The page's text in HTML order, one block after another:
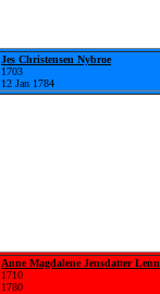
Jes Christensen Nybroe
1703
12 Jan 1784
Anne Magdalene Jensdatter
1710
1780